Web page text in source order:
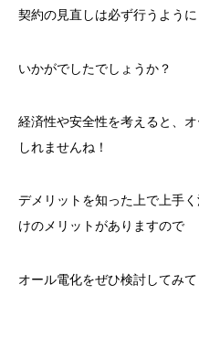
契約の見直しは必ず行うように
いかがでしたでしょうか？
経済性や安全性を考えると、
しれませんね！
デメリットを知った上で上手
けのメリットがありますので
オール電化をぜひ検討してみて